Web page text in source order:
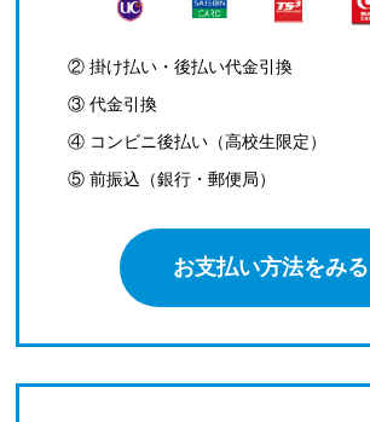
② 掛け払い・後払い代金引換
③ 代金引換
④ コンビニ後払い（高校生限定）
⑤ 前振込（銀行・郵便局）
お支払い方法をみる